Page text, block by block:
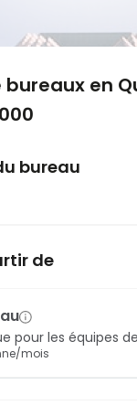
en
bureau
de
pour les équipes
mois